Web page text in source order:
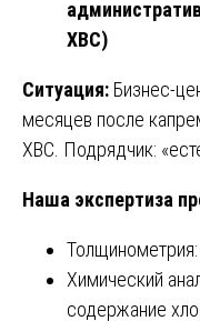
ХВС)
Ситуация: Бизнес-
месяцев после
ХВС. Подрядчик:
Наша экспертиза
Химический
содержание